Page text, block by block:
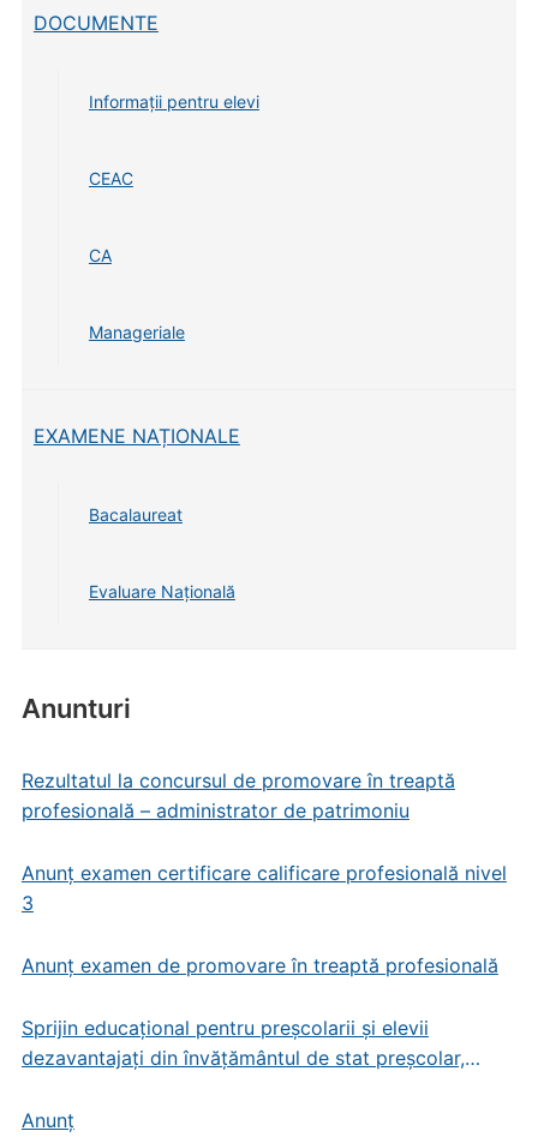
DOCUMENTE
Informații pentru elevi
CEAC
CA
Manageriale
EXAMENE NAȚIONALE
Bacalaureat
Evaluare Națională
Anunturi
Rezultatul la concursul de promovare în treaptă
profesională – administrator de patrimoniu
Anunț examen certificare calificare profesională nivel
3
Anunț examen de promovare în treaptă profesională
Sprijin educațional pentru preșcolarii și elevii
dezavantajați din învățământul de stat preșcolar,
Anunț